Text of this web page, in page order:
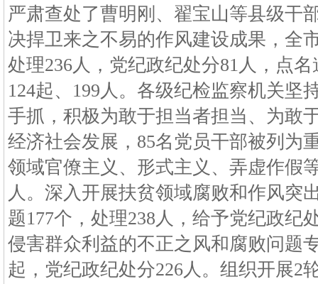
严肃查处了曹明刚、翟宝山等县级干
决捍卫来之不易的作风建设成果，全
处理236人，党纪政纪处分81人，点
124起、199人。各级纪检监察机关坚
手抓，积极为敢于担当者担当、为敢
经济社会发展，85名党员干部被列为
领域官僚主义、形式主义、弄虚作假
人。深入开展扶贫领域腐败和作风突
题177个，处理238人，给予党纪政纪
侵害群众利益的不正之风和腐败问题
起，党纪政纪处分226人。组织开展2